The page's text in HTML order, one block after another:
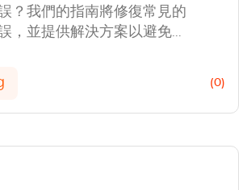
？我們的指南將修復常見的
，並提供解決方案以避免
(0)